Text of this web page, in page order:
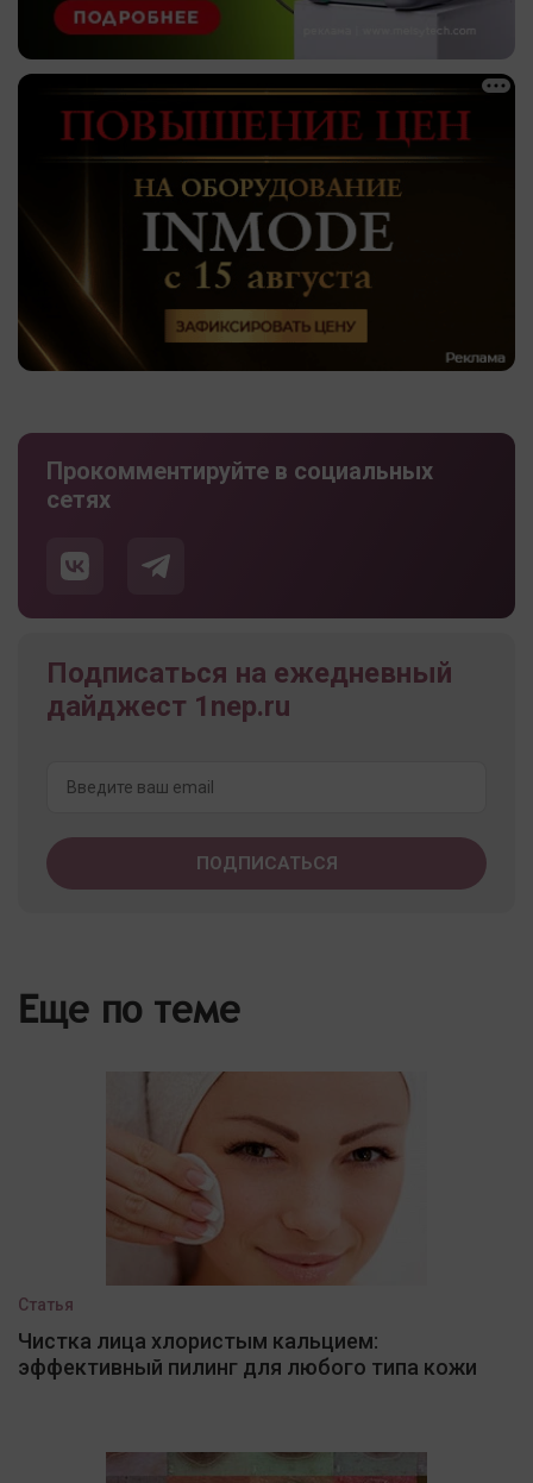
Прокомментируйте в социальных
сетях
Подписаться на ежедневный
дайджест 1nep.ru
Еще по теме
Статья
Чистка лица хлористым кальцием:
эффективный пилинг для любого типа кожи